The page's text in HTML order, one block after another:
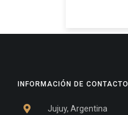
INFORMACIÓN DE CONTACTO
Jujuy, Argentina